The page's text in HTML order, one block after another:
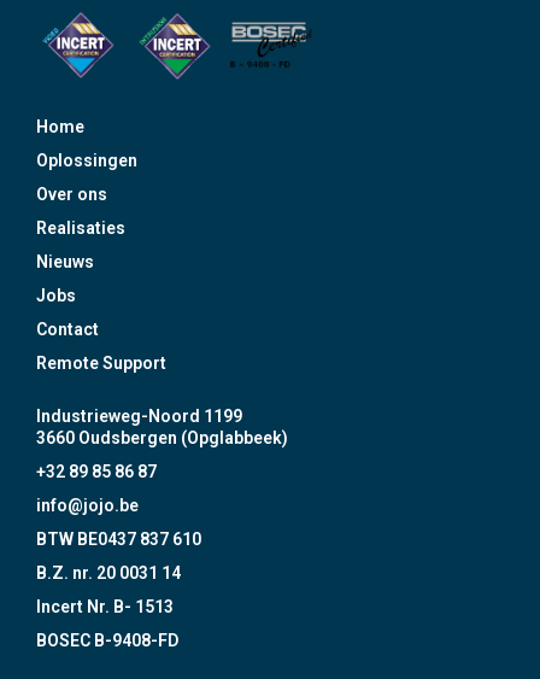
Home
Oplossingen
Over ons
Realisaties
Nieuws
Jobs
Contact
Remote Support
Industrieweg-Noord 1199
3660 Oudsbergen (Opglabbeek)
+32 89 85 86 87
info@jojo.be
BTW BE0437 837 610
B.Z. nr. 20 0031 14
Incert Nr. B- 1513
BOSEC B-9408-FD